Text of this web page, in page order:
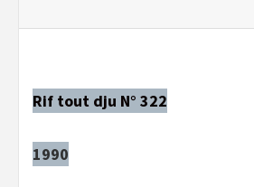
Rif tout dju N° 322
1990